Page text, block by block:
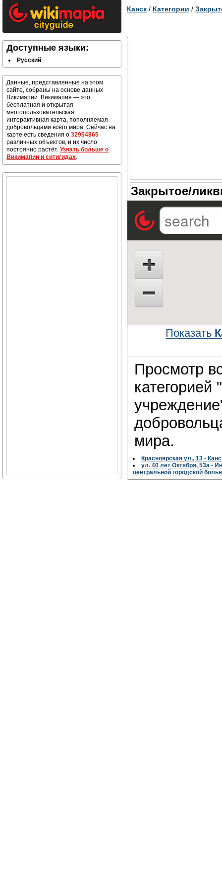
Доступные языки:
Русский
Данные, представленные на этом
сайте, собраны на основе данных
Викимапии. Викимапия — это
бесплатная и открытая
многопользовательская
интерактивная карта, пополняемая
добровольцами всего мира. Сейчас на
карте есть сведения о32954865
различных объектов, и их число
постоянно растёт.Узнать больше о
Викимапии и ситигидах.
Канск / Категории /
Закрытое/
Показать
Просмотр
мира.
Красноярская ул., 13 -
ул. 40 лет Октября, 53а -
центральной городской